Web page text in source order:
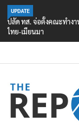
UPDATE
ปลัด ทส. จ่อตั้งคณะทำง
ไทย-เมียนมา